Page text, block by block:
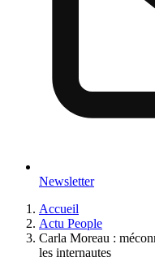
Newsletter
Accueil
Actu People
Carla Moreau :
les internautes